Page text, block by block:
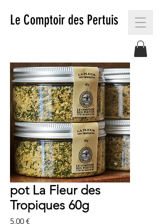
Le Comptoir des Pertuis
pot La Fleur des
Tropiques 60g
5,00 €